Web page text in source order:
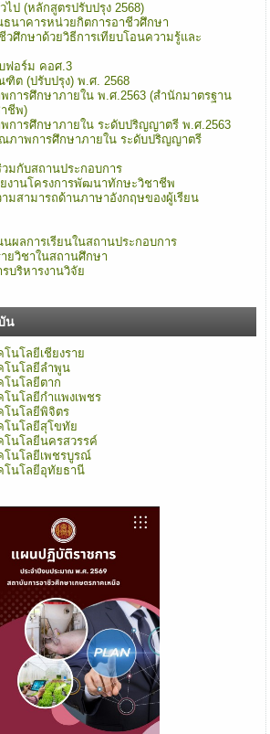
ป (หลักสูตรปรับปรุง 2568)
ธนาคารหน่วยกิตการอาชีวศึกษา
วศึกษาด้วยวิธีการเทียบโอนความรู้และ
ฟอร์ม คอศ.3
ต (ปรับปรุง) พ.ศ. 2568
ารศึกษาภายใน พ.ศ.2563 (สำนักมาตรฐาน
ชีพ)
การศึกษาภายใน ระดับปริญญาตรี พ.ศ.2563
ภาพการศึกษาภายใน ระดับปริญญาตรี
มกับสถานประกอบการ
งานโครงการพัฒนาทักษะวิชาชีพ
มสามารถด้านภาษาอังกฤษของผู้เรียน
ผลการเรียนในสถานประกอบการ
ยวิชาในสถานศึกษา
บริหารงานวิจัย
น
นโลยีเชียงราย
โนโลยีลำพูน
โนโลยีตาก
โนโลยีกำแพงเพชร
โนโลยีพิจิตร
โนโลยีสุโขทัย
โนโลยีนครสวรรค์
โนโลยีเพชรบูรณ์
โนโลยีอุทัยธานี